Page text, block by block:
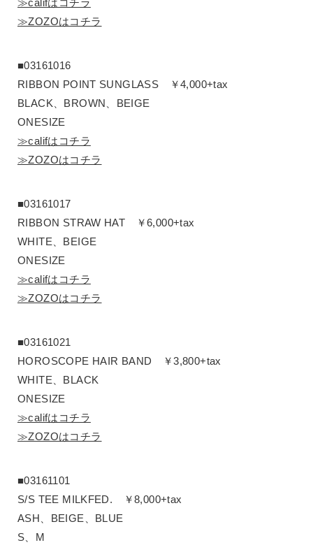
≫califはコチラ
≫ZOZOはコチラ
■03161016
RIBBON POINT SUNGLASS ￥4,000+tax
BLACK、BROWN、BEIGE
ONESIZE
≫califはコチラ
≫ZOZOはコチラ
■03161017
RIBBON STRAW HAT ￥6,000+tax
WHITE、BEIGE
ONESIZE
≫califはコチラ
≫ZOZOはコチラ
■03161021
HOROSCOPE HAIR BAND ￥3,800+tax
WHITE、BLACK
ONESIZE
≫califはコチラ
≫ZOZOはコチラ
■03161101
S/S TEE MILKFED. ￥8,000+tax
ASH、BEIGE、BLUE
S、M